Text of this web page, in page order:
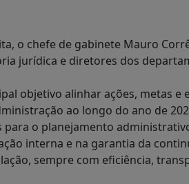
o chefe de gabinete Mauro
jurídica e diretores dos
objetivo alinhar ações, metas e
ao longo do ano de
o planejamento
interna e na garantia da
sempre com eficiência,